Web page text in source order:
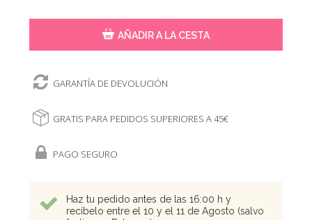
AÑADIR A LA CESTA
GARANTÍA DE DEVOLUCIÓN
GRATIS PARA PEDIDOS SUPERIORES A 45€
PAGO SEGURO
Haz tu pedido antes de las 16:00 h y
recíbelo entre el 10 y el 11 de Agosto (salvo